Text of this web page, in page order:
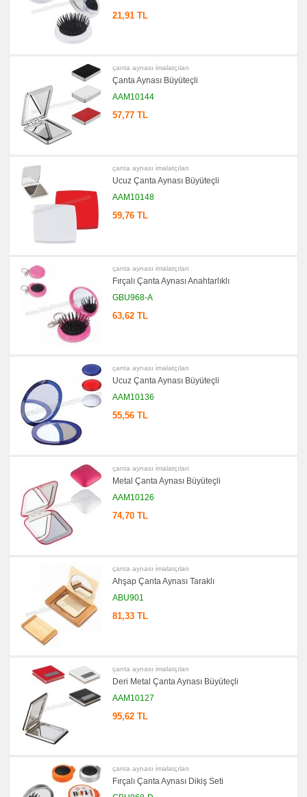
21,91 TL
çanta aynası i̇malatçıları
Çanta Aynası Büyüteçli
AAM10144
57,77 TL
çanta aynası i̇malatçıları
Ucuz Çanta Aynası Büyüteçli
AAM10148
59,76 TL
çanta aynası i̇malatçıları
Fırçalı Çanta Aynası Anahtarlıklı
GBU968-A
63,62 TL
çanta aynası i̇malatçıları
Ucuz Çanta Aynası Büyüteçli
AAM10136
55,56 TL
çanta aynası i̇malatçıları
Metal Çanta Aynası Büyüteçli
AAM10126
74,70 TL
çanta aynası i̇malatçıları
Ahşap Çanta Aynası Taraklı
ABU901
81,33 TL
çanta aynası i̇malatçıları
Deri Metal Çanta Aynası Büyüteçli
AAM10127
95,62 TL
çanta aynası i̇malatçıları
Fırçalı Çanta Aynası Dikiş Seti
&
Kablosu
promosyon
Saat
promosyon
Kalem
promosyon
Kalem
Seti
promosyon
Kalemlik
promosyon
Kartvizitlik
promosyon
Bloknot
promosyon
Bardak
Altlığı
&
Para
Tabağı
Sekreter
Bloknot
promosyon
Masa
Seti
&
Sümen
Yapışkan
Notluk
Seti
&
Not
Tutucu
promosyon
Ürünler